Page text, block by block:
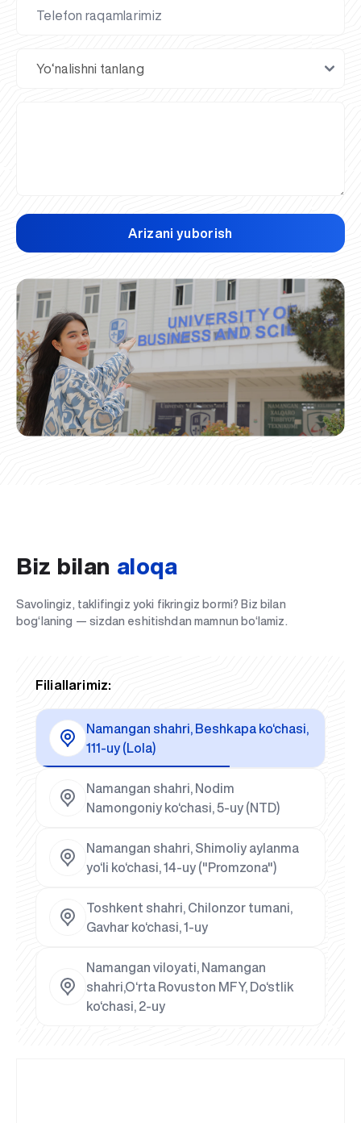
Arizani yuborish
Biz bilan aloqa
Savolingiz, taklifingiz yoki fikringiz bormi? Biz bilan
bog‘laning — sizdan eshitishdan mamnun bo‘lamiz.
Filiallarimiz:
Namangan shahri, Beshkapa ko‘chasi,
111-uy (Lola)
Namangan shahri, Nodim
Namongoniy ko‘chasi, 5-uy (NTD)
Namangan shahri, Shimoliy aylanma
yo‘li ko‘chasi, 14-uy ("Promzona")
Toshkent shahri, Chilonzor tumani,
Gavhar ko‘chasi, 1-uy
Namangan viloyati, Namangan
shahri,O‘rta Rovuston MFY, Do‘stlik
ko‘chasi, 2-uy